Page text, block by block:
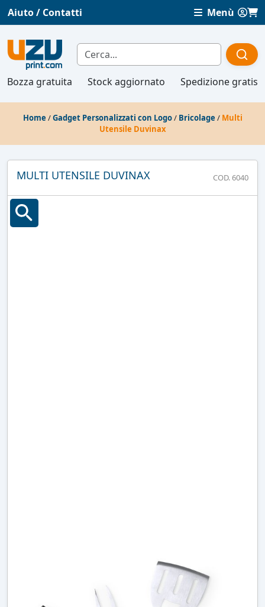
Aiuto / Contatti Menù
Bozza gratuita Stock aggiornato Spedizione gratis
Home /Gadget Personalizzati con Logo/ Bricolage / Multi
Utensile Duvinax
MULTI UTENSILE DUVINAX COD. 6040